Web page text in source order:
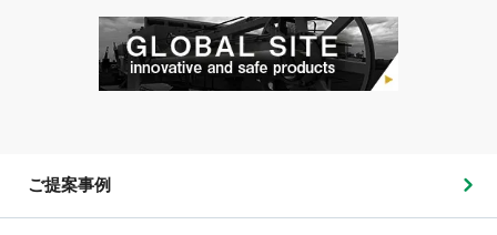
ご提案事例